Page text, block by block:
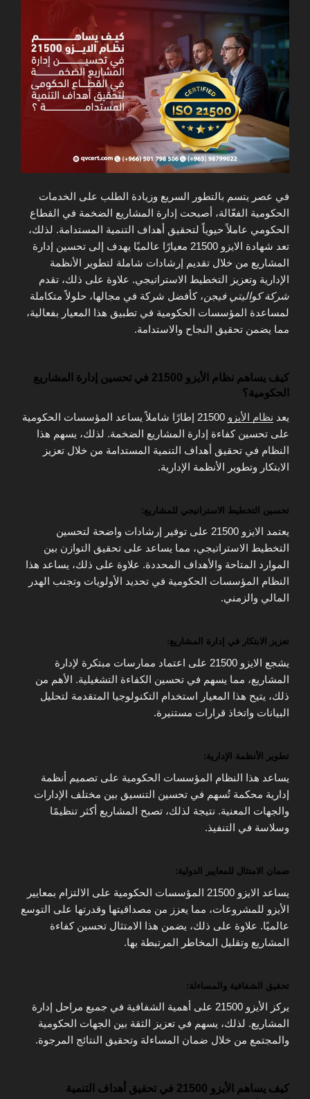
في عصر يتسم بالتطور السريع وزيادة الطلب على الخدمات
الحكومية الفعّالة، أصبحت إدارة المشاريع الضخمة في القطاع
الحكومي عاملاً حيوياً لتحقيق أهداف التنمية المستدامة. لذلك،
تعد شهادة الايزو 21500 معيارًا عالميًا يهدف إلى تحسين إدارة
المشاريع من خلال تقديم إرشادات شاملة لتطوير الأنظمة
الإدارية وتعزيز التخطيط الاستراتيجي. علاوة على ذلك، تقدم
شركة كواليتي فيجن، كأفضل شركة في مجالها، حلولاً متكاملة
لمساعدة المؤسسات الحكومية في تطبيق هذا المعيار بفعالية،
مما يضمن تحقيق النجاح والاستدامة.
كيف يساهم نظام الأيزو 21500 في تحسين إدارة المشاريع
الحكومية؟
يعد نظام الأيزو
21500 إطارًا شاملاً يساعد المؤسسات الحكومية
على تحسين كفاءة إدارة المشاريع الضخمة. لذلك، يسهم هذا
النظام في تحقيق أهداف التنمية المستدامة من خلال تعزيز
الابتكار وتطوير الأنظمة الإدارية.
تحسين التخطيط الاستراتيجي للمشاريع:
يعتمد الايزو 21500 على توفير إرشادات واضحة لتحسين
التخطيط الاستراتيجي، مما يساعد على تحقيق التوازن بين
الموارد المتاحة والأهداف المحددة. علاوة على ذلك، يساعد هذا
النظام المؤسسات الحكومية في تحديد الأولويات وتجنب الهدر
المالي والزمني.
تعزيز الابتكار في إدارة المشاريع:
يشجع الايزو 21500 على اعتماد ممارسات مبتكرة لإدارة
المشاريع، مما يسهم في تحسين الكفاءة التشغيلية. الأهم من
ذلك، يتيح هذا المعيار استخدام التكنولوجيا المتقدمة لتحليل
البيانات واتخاذ قرارات مستنيرة.
تطوير الأنظمة الإدارية:
يساعد هذا النظام المؤسسات الحكومية على تصميم أنظمة
إدارية محكمة تُسهم في تحسين التنسيق بين مختلف الإدارات
والجهات المعنية. نتيجة لذلك، تصبح المشاريع أكثر تنظيمًا
وسلاسة في التنفيذ.
ضمان الامتثال للمعايير الدولية:
يساعد الايزو 21500 المؤسسات الحكومية على الالتزام بمعايير
الأيزو للمشروعات، مما يعزز من مصداقيتها وقدرتها على التوسع
عالميًا. علاوة على ذلك، يضمن هذا الامتثال تحسين كفاءة
المشاريع وتقليل المخاطر المرتبطة بها.
تحقيق الشفافية والمساءلة:
يركز الأيزو 21500 على أهمية الشفافية في جميع مراحل إدارة
المشاريع. لذلك، يسهم في تعزيز الثقة بين الجهات الحكومية
والمجتمع من خلال ضمان المساءلة وتحقيق النتائج المرجوة.
كيف يساهم الأيزو 21500 في تحقيق أهداف التنمية